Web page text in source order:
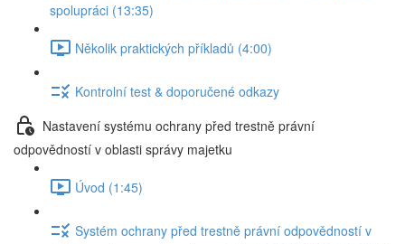
spolupráci (13:35)
Několik praktických příkladů (4:00)
Kontrolní test & doporučené odkazy
Nastavení systému ochrany před trestně právní
odpovědností v oblasti správy majetku
Úvod (1:45)
Systém ochrany před trestně právní odpovědností v